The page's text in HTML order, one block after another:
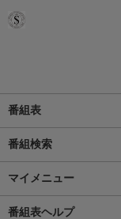
番組表
番組検索
マイメニュー
番組表ヘルプ